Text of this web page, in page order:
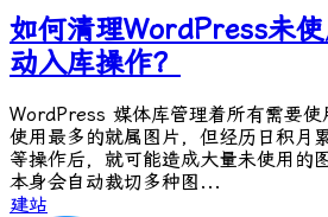
如何清理WordPress未
动入库操作？
WordPress 媒体库管理着所有需要使
使用最多的就属图片，但经历日积月
等操作后，就可能造成大量未使用的
本身会自动裁切多种图...
建站